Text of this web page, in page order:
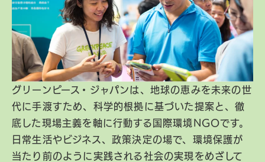
グリーンピース・ジャパンは、地球の恵みを未来の世
代に手渡すため、科学的根拠に基づいた提案と、徹
底した現場主義を軸に行動する国際環境NGOです。
日常生活やビジネス、政策決定の場で、環境保護が
当たり前のように実践される社会の実現をめざして